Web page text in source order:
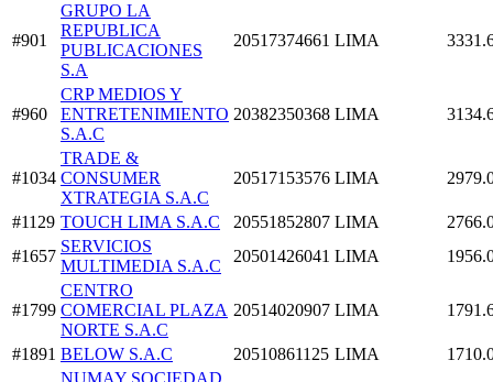
#901
GRUPO LA
REPUBLICA
PUBLICACIONES
S.A
20517374661 LIMA
#960
CRP MEDIOS Y
ENTRETENIMIENTO
S.A.C
20382350368 LIMA
#1034
TRADE &
CONSUMER
XTRATEGIA S.A.C
20517153576 LIMA
#1129 TOUCH LIMA S.A.C 20551852807 LIMA
#1657
SERVICIOS
MULTIMEDIA S.A.C
20501426041 LIMA
#1799
CENTRO
COMERCIAL PLAZA
NORTE S.A.C
20514020907 LIMA
#1891 BELOW S.A.C 20510861125 LIMA